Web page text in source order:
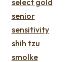
select gold
senior
sensitivity
shih tzu
smolke